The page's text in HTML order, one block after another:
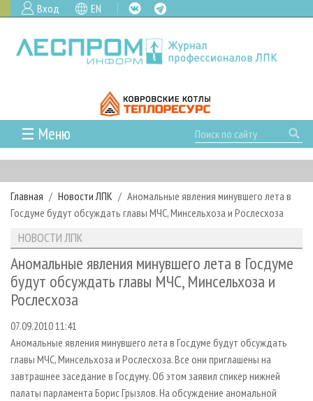
Вход EN
☰ Меню
ГЛАВНАЯ
РУБРИКИ И ТЕМЫ
РУБРИКИ ЖУРНАЛА
ЛЕСОЗАГОТОВКА
ЛЕСОПИЛЕНИЕ
ДЕРЕВООБРАБОТКА
СУШКА ДРЕВЕСИНЫ
ПРОИЗВОДСТВО ДРЕВЕСНЫХ ПЛИТ
ДЕРЕВЯННОЕ ДОМОСТРОЕНИЕ
ПРОИЗВОДСТВО МЕБЕЛИ
НОВОСТИ
НОВОСТИ ЛПК
НОВОСТИ ЖУРНАЛА
НОВОСТИ КОМПАНИЙ
ПРОЕКТЫ ЛПИ
АНАЛИТИКА
ПРЕДПРИЯТИЯ ЛПК
ЛЕСНЫЕ РЕГИОНЫ РОССИИ
ПЕРСОНЫ
МОБИЛЬНЫЕ ВЫСТАВКИ
ОФИЦИАЛЬНЫЕ ДЕЛЕГАЦИИ
ПРИОРИТЕТНЫЕ ИНВЕСТПРОЕКТЫ
АРХИВ ЖУРНАЛОВ
СТАТЬИ
О ЖУРНАЛЕ
ПОДПИСКА
КОНТАКТЫ
РЕКЛАМОДАТЕЛЯМ
РЕКЛАМА
РЕКЛАМА НА САЙТЕ
Главная Новости ЛПК
Аномальные явления минувшего лета в
Госдуме будут обсуждать главы МЧС, Минсельхоза и Рослесхоза
НОВОСТИ ЛПК
Аномальные явления минувшего лета в Госдуме
будут обсуждать главы МЧС, Минсельхоза и
Рослесхоза
07.09.2010 11:41
Аномальные явления минувшего лета в Госдуме будут обсуждать
главы МЧС, Минсельхоза и Рослесхоза. Все они приглашены на
завтрашнее заседание в Госдуму. Об этом заявил спикер нижней
палаты парламента Борис Грызлов. На обсуждение аномальной